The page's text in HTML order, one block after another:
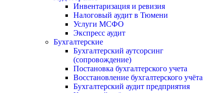
Инвентаризация и ревизия
Налоговый аудит в Тюмени
Услуги МСФО
Экспресс аудит
Бухгалтерские
Бухгалтерский аутсорсинг
(сопровождение)
Постановка бухгалтерского учета
Восстановление бухгалтерского учёта
Бухгалтерский аудит предприятия